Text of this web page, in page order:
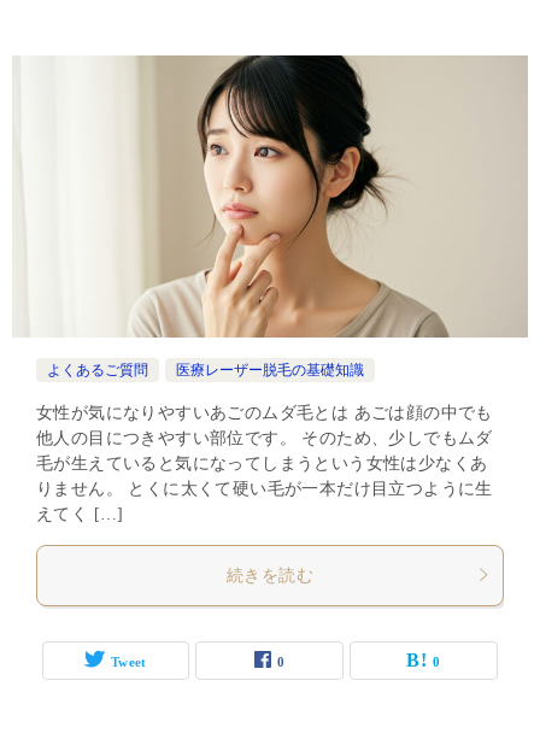
よくあるご質問 医療レーザー脱毛の基礎知識
女性が気になりやすいあごのムダ毛とは あごは顔の中でも
他人の目につきやすい部位です。 そのため、少しでもムダ
毛が生えていると気になってしまうという女性は少なくあ
りません。 とくに太くて硬い毛が一本だけ目立つように生
えてく […]
続きを読む
Tweet 0 0